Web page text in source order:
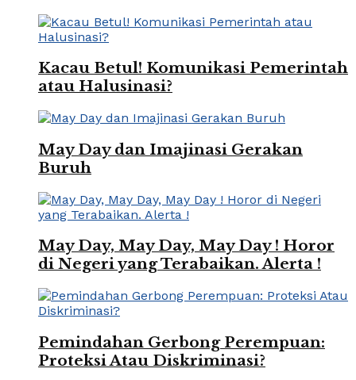
Kacau Betul! Komunikasi Pemerintah
atau Halusinasi?
May Day dan Imajinasi Gerakan
Buruh
May Day, May Day, May Day ! Horor
di Negeri yang Terabaikan. Alerta !
Pemindahan Gerbong Perempuan:
Proteksi Atau Diskriminasi?